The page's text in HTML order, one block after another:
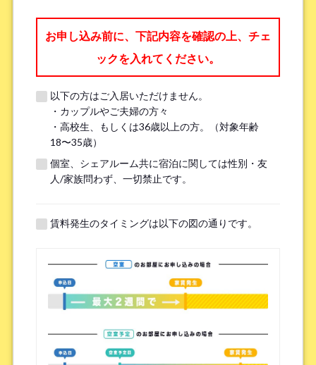
*
勤務先名、学校名 *
※無職の方は無しとご記入ください
提携機関 ※以下の提携機関に所属されている方はお選び下さい。
ボーダレスハウスを知ったきっかけ *
検索エンジン（Google／Yahoo! など）
広告を見て（Google広告／SNS広告 など）
お申し込み前に、下記内容を確認の上、チェ
ックを入れてください。
以下の方はご入居いただけません。
・カップルやご夫婦の方々
・高校生、もしくは36歳以上の方。（対象年齢
18〜35歳）
個室、シェアルーム共に宿泊に関しては性別・友
人/家族問わず、一切禁止です。
賃料発生のタイミングは以下の図の通りです。